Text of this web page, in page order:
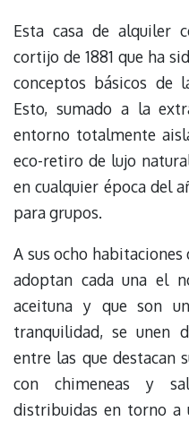
Esta casa de alquiler
cortijo de 1881 que ha
conceptos básicos de
Esto, sumado a la
entorno totalmente
eco-retiro de lujo
en cualquier época del
para grupos.
A sus ocho
adoptan cada una el
aceituna y que son
tranquilidad, se unen
entre las que destacan
con chimeneas y
distribuidas en torno a